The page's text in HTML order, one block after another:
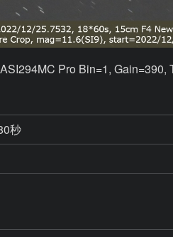
Pro Bin=1, Gain=390,
秒